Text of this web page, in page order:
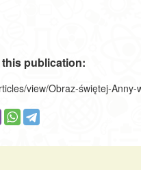
publication:
view/Obraz-świętej-